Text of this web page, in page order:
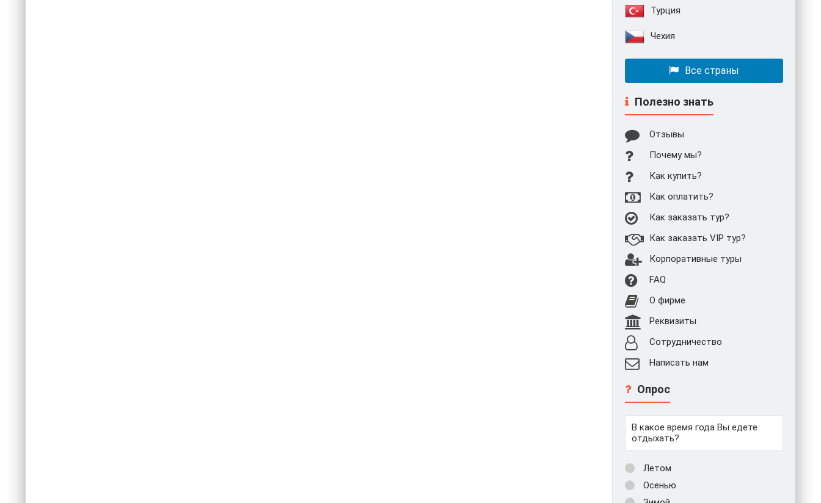
Турция
Чехия
Все страны
Полезно знать
Отзывы
Почему мы?
Как купить?
Как оплатить?
Как заказать тур?
Как заказать VIP тур?
Корпоративные туры
FAQ
О фирме
Реквизиты
Сотрудничество
Написать нам
Опрос
В какое время года Вы едете
отдыхать?
Летом
Осенью